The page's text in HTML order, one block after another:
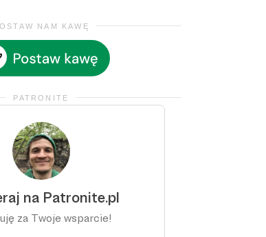
NAM KAWĘ
PATRONITE